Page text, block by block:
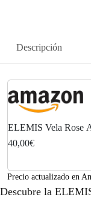
Descripción
ELEMIS Vela Rose
calentar, calmar y
mano con un aroma
40,00€
Precio actualizado en
Descubre la